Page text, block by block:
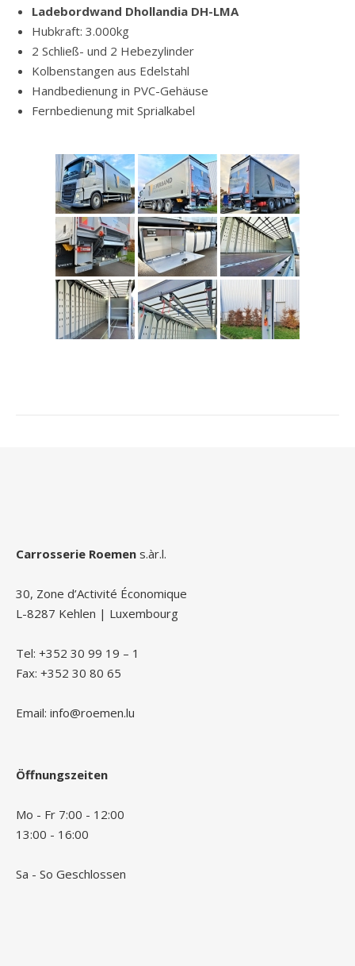
Ladebordwand Dhollandia DH-LMA
Hubkraft: 3.000kg
2 Schließ- und 2 Hebezylinder
Kolbenstangen aus Edelstahl
Handbedienung in PVC-Gehäuse
Fernbedienung mit Sprialkabel
Carrosserie Roemen s.àr.l.
30, Zone d’Activité Économique
L-8287 Kehlen | Luxembourg
Tel: +352 30 99 19 – 1
Fax: +352 30 80 65
Email: info@roemen.lu
Öffnungszeiten
Mo - Fr 7:00 - 12:00
13:00 - 16:00
Sa - So Geschlossen